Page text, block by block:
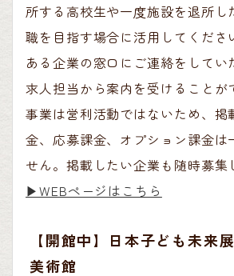
所する高校生や一度施設を退所し
職を目指す場合に活用してくださ
ある企業の窓口にご連絡をしてい
求人担当から案内を受けることが
事業は営利活動ではないため、掲
金、応募課金、オプション課金は
せん。掲載したい企業も随時募集
▶︎WEBページはこちら
【開館中】日本子ども未来
美術館